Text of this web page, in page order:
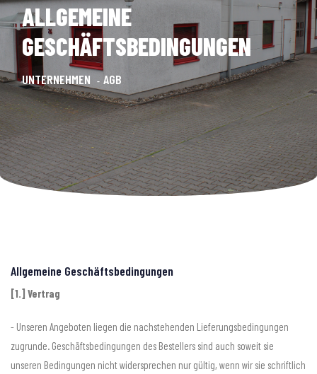
ALLGEMEINE
GESCHÄFTSBEDINGUNGEN
UNTERNEHMEN - AGB
Allgemeine Geschäftsbedingungen
[1.] Vertrag
- Unseren Angeboten liegen die nachstehenden Lieferungsbedingungen
zugrunde. Geschäftsbedingungen des Bestellers sind auch soweit sie
unseren Bedingungen nicht widersprechen nur gültig, wenn wir sie schriftlich